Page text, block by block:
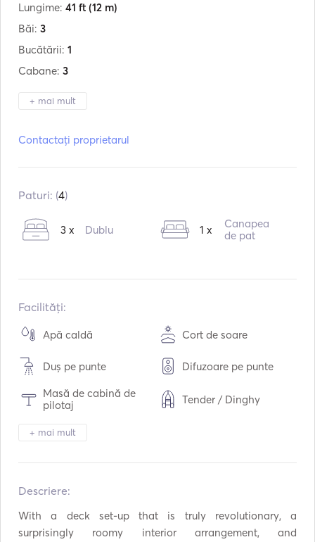
Lungime: 41 ft (12 m)
Băi: 3
Bucătării: 1
Cabane: 3
+ mai mult
Motoare:1 x 45hp
Capacitatea de apă:
Contactați proprietarul
Paturi: (4)
3 x Dublu 1 x
Canapea
de pat
Facilități:
Apă caldă Cort de soare
Duș pe punte Difuzoare pe punte
Masă de cabină de
pilotaj
Tender / Dinghy
Binoclu
Frigider
Tacâmuri / Pahare /
Farfurii
Plăci fierbinți
+ mai mult
Descriere:
With a deck set-up that is truly revolutionary, a
surprisingly roomy interior arrangement, and